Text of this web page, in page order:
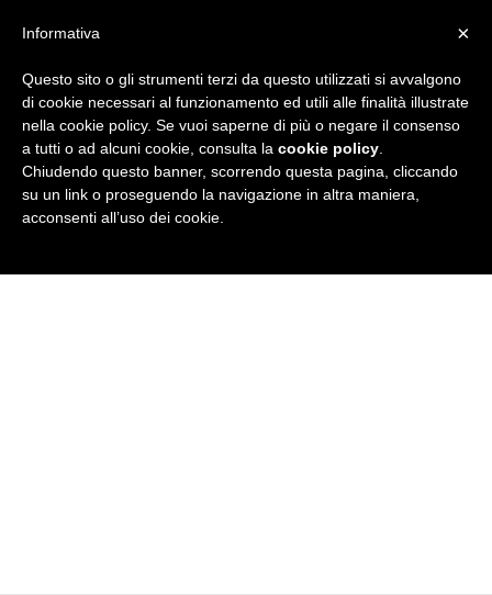
i
×
Informativa
Questo sito o gli strumenti terzi da questo utilizzati si avvalgono
di cookie necessari al funzionamento ed utili alle finalità illustrate
nella cookie policy. Se vuoi saperne di più o negare il consenso
a tutti o ad alcuni cookie, consulta la cookie policy
Chiudendo questo banner, scorrendo questa pagina, cliccando
su un link o proseguendo la navigazione in altra maniera,
acconsenti all’uso dei cookie.